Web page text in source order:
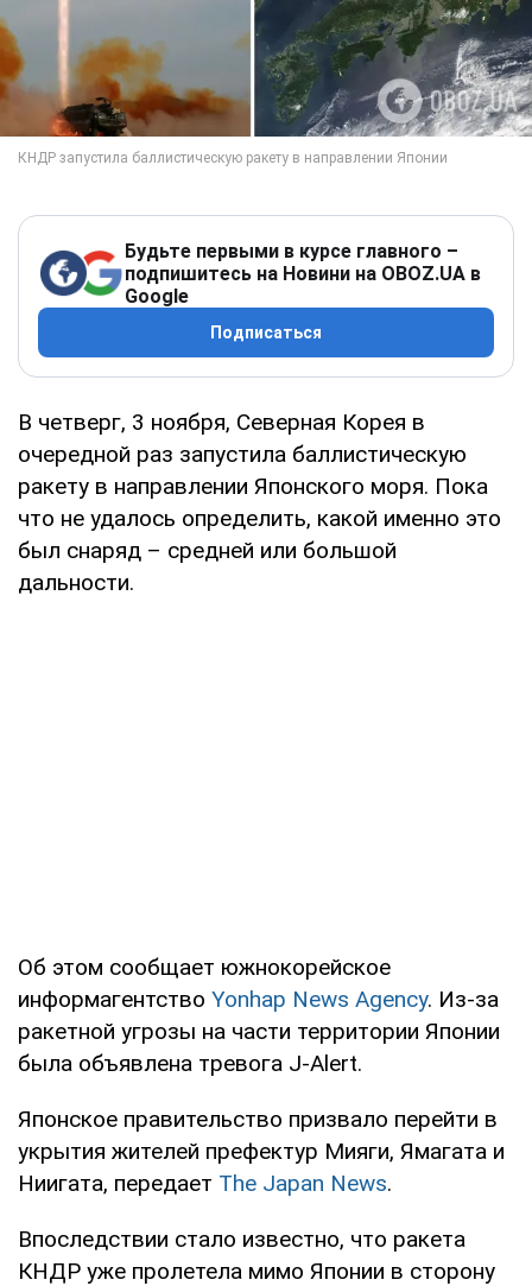
Будьте первыми в курсе главного –
подпишитесь на Новини на OBOZ.UA в
Google
Подписаться
В четверг, 3 ноября, Северная Корея в
очередной раз запустила баллистическую
ракету в направлении Японского моря. Пока
что не удалось определить, какой именно это
был снаряд – средней или большой
дальности.
Об этом сообщает южнокорейское
информагентство Yonhap News Agency. Из-за
ракетной угрозы на части территории Японии
была объявлена тревога J-Alert.
Японское правительство призвало перейти в
укрытия жителей префектур Мияги, Ямагата и
Ниигата, передает The Japan News.
Впоследствии стало известно, что ракета
КНДР уже пролетела мимо Японии в сторону